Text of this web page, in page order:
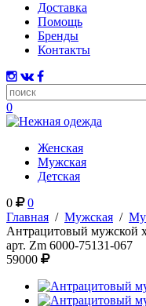
Доставка
Помощь
Бренды
Контакты
0
Женская
Мужская
Детская
0
0
Главная / Мужская /
Антрацитовый мужской
арт. Zm 6000-75131-067
59000